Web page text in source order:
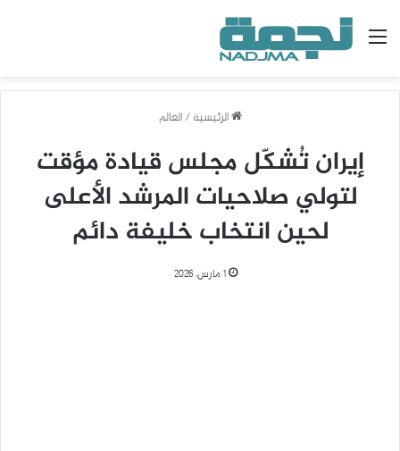
القائمة
الرئيسية / العالم
إيران تُشكّل مجلس قيادة مؤقت
لتولي صلاحيات المرشد الأعلى
لحين انتخاب خليفة دائم
1 مارس، 2026